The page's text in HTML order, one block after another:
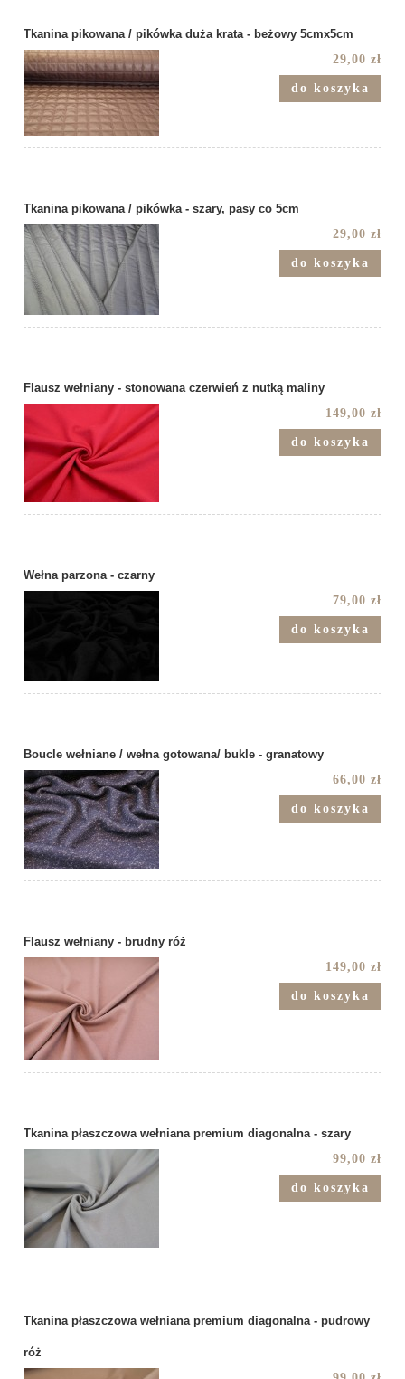
Tkanina pikowana / pikówka duża krata - beżowy 5cmx5cm
29,00 zł
do koszyka
Tkanina pikowana / pikówka - szary, pasy co 5cm
29,00 zł
do koszyka
Flausz wełniany - stonowana czerwień z nutką maliny
149,00 zł
do koszyka
Wełna parzona - czarny
79,00 zł
do koszyka
Boucle wełniane / wełna gotowana/ bukle - granatowy
66,00 zł
do koszyka
Flausz wełniany - brudny róż
149,00 zł
do koszyka
Tkanina płaszczowa wełniana premium diagonalna - szary
99,00 zł
do koszyka
Tkanina płaszczowa wełniana premium diagonalna - pudrowy
róż